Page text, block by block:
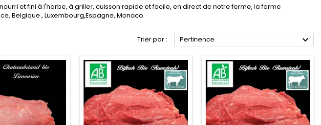
et fini à l'herbe, à griller, cuisson rapide et facile, en direct de notre ferme, la ferme
Belgique , Luxembourg,Espagne, Monaco.
Trier par : Pertinence 